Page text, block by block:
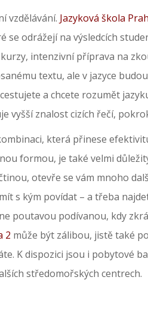
vzdělávání. Jazyková škola
se odrážejí na výsledcích
intenzivní příprava na
textu, ale v jazyce
a chcete rozumět
vyšší znalost cizích řečí,
která přinese
formou, je také velmi
otevře se vám mnoho
s kým povídat – a třeba
poutavou podívanou, kdy
2 může být zálibou, jistě také
K dispozici jsou i pobytové
středomořských centrech.